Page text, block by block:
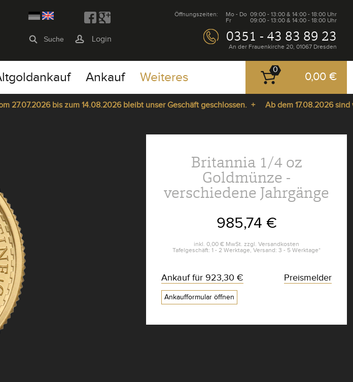
Login
Mo - Do 09:00 - 13:00 & 14:00 - 18:00 Uhr
Fr
09:00 - 13:00 & 14:00 - 18:00 Uhr
Öffnungszeiten:
0351 - 43 83 89 23
An der Frauenkirche 20, 01067 Dresden
Ankauf Weiteres
0
0,00 €
bis zum 14.08.2026 bleibt unser Geschäft geschlossen. +
Ab dem 17.08.2026 sind wir
Britannia 1/4 oz
Goldmünze -
verschiedene Jahrgänge
985,74 €
inkl. 0,00 € MwSt. zzgl. Versandkosten
Tafelgeschäft: 1 - 2 Werktage, Versand: 3 - 5 Werktage*
Ankauf für 923,30 €
Ankaufformular öffnen
Preismelder